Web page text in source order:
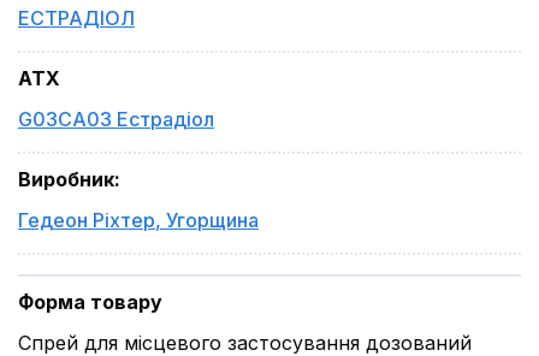
ЕСТРАДІОЛ
ATX
G03CA03 Естрадіол
Виробник:
Гедеон Ріхтер, Угорщина
Форма товару
Спрей для місцевого застосування дозований